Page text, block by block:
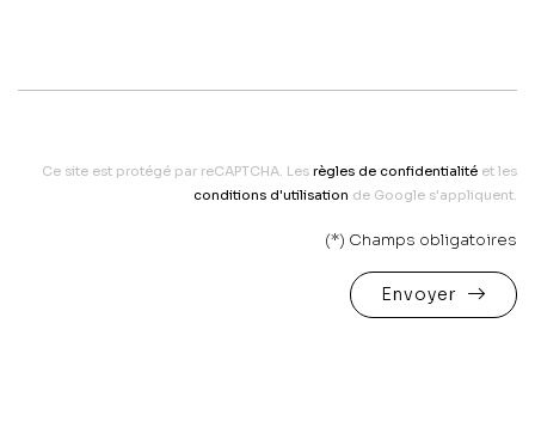
Ce site est protégé par reCAPTCHA. Les règles de confidentialité et les
conditions d'utilisation de Google s'appliquent.
(*) Champs obligatoires
Envoyer